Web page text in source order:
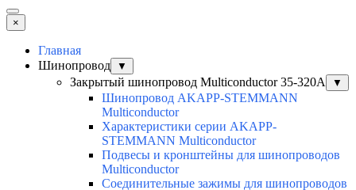
×
Главная
Шинопровод
▼
Закрытый шинопровод Multiconductor 35-320А ▼
Шинопровод AKAPP-STEMMANN
Multiconductor
Характеристики серии AKAPP-
STEMMANN Multiconductor
Подвесы и кронштейны для шинопроводов
Multiconductor
Соединительные зажимы для шинопроводов